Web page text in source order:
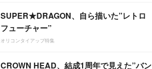
SUPER★DRAGON、自ら描いた”レトロ
フューチャー”
オリコンタイアップ特集
CROWN HEAD、結成1周年で見えた”バン